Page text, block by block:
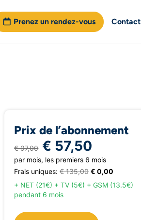
Prenez un rendez-vous Contact
Prix de l’abonnement
€ 97,00 € 57,50
par mois, les premiers 6 mois
Frais uniques: € 135,00 € 0,00
+ NET (21€) + TV (5€) + GSM (13.5€)
pendant 6 mois